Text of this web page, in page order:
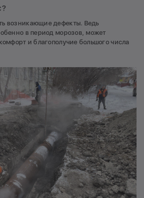
возникающие дефекты. Ведь
в период морозов, может
и благополучие большого числа